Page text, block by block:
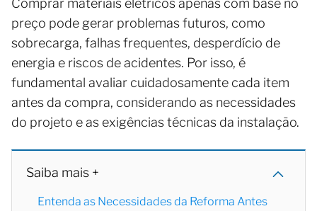
preço pode gerar problemas futuros, como
sobrecarga, falhas frequentes, desperdício de
energia e riscos de acidentes. Por isso, é
fundamental avaliar cuidadosamente cada item
antes da compra, considerando as necessidades
do projeto e as exigências técnicas da instalação.
Saiba mais +
Entenda as Necessidades da Reforma Antes